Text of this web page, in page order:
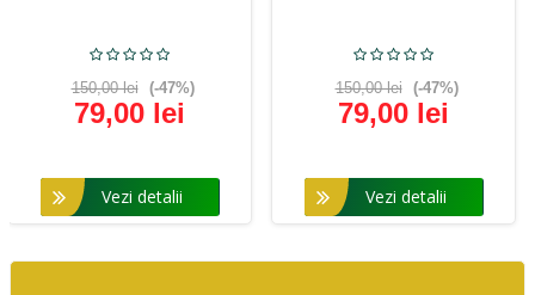
150,00 lei (-47%)
79,00 lei
Vezi detalii
150,00 lei (-47%)
79,00 lei
Vezi detalii